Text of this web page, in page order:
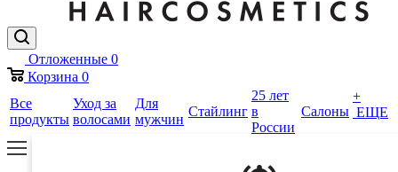
Отложенные 0
Корзина 0
Все
продукты
Уход за
волосами
Для
мужчин
Стайлинг
25 лет
в
России
Салоны
+
ЕЩЕ